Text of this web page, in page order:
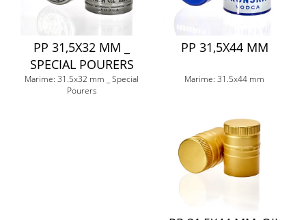
PP 31,5X32 MM _
SPECIAL POURERS
Marime: 31.5x32 mm _ Special
Pourers
PP 31,5X44 MM
Marime: 31.5x44 mm